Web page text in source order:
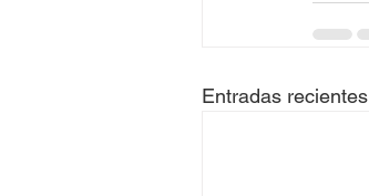
Entradas recientes